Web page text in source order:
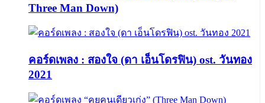
Three Man Down)
คอร์ดเพลง : สองใจ (ดา เอ็นโดรฟิน) ost. วันทอง
2021